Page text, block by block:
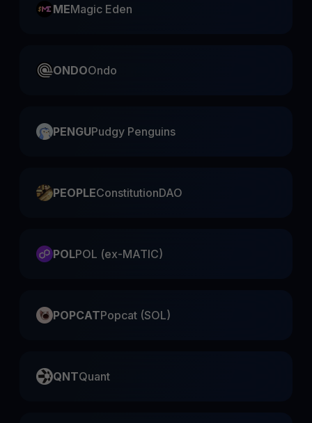
MEMagic Eden
ONDOOndo
PENGUPudgy Penguins
PEOPLEConstitutionDAO
POLPOL (ex-MATIC)
POPCATPopcat (SOL)
QNTQuant